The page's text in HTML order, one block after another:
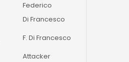
Federico
Di Francesco
F. Di Francesco
Attacker